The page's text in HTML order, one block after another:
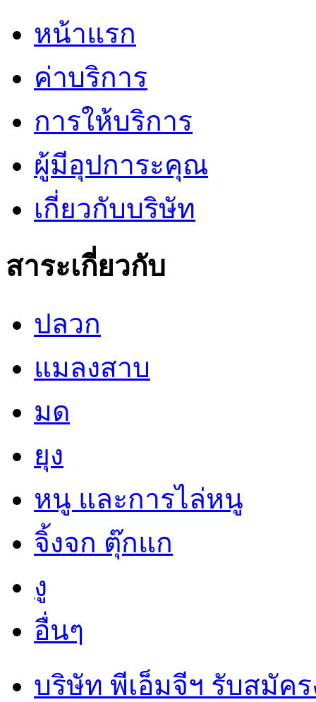
หน้าแรก
ค่าบริการ
การให้บริการ
ผู้มีอุปการะคุณ
เกี่ยวกับบริษัท
สาระเกี่ยวกับ
ปลวก
แมลงสาบ
มด
ยุง
หนู และการไล่หนู
จิ้งจก ตุ๊กแก
งู
อื่นๆ
บริษัท พีเอ็มจีฯ รับสมัค